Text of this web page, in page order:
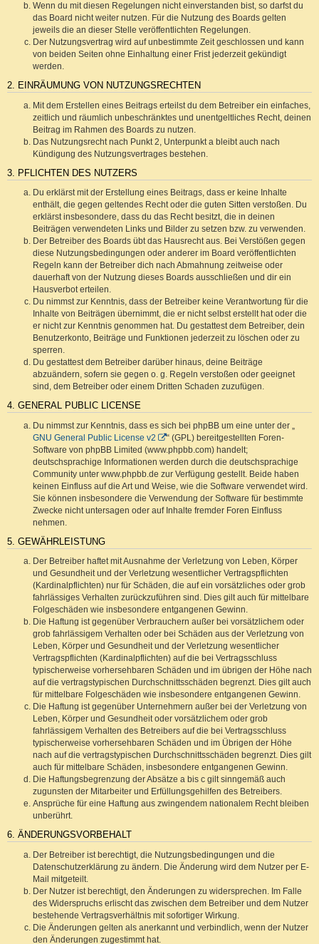
Wenn du mit diesen Regelungen nicht einverstanden bist, so darfst du
das Board nicht weiter nutzen. Für die Nutzung des Boards gelten
jeweils die an dieser Stelle veröffentlichten Regelungen.
Der Nutzungsvertrag wird auf unbestimmte Zeit geschlossen und kann
von beiden Seiten ohne Einhaltung einer Frist jederzeit gekündigt
werden.
2. EINRÄUMUNG VON NUTZUNGSRECHTEN
Mit dem Erstellen eines Beitrags erteilst du dem Betreiber ein einfaches,
zeitlich und räumlich unbeschränktes und unentgeltliches Recht, deinen
Beitrag im Rahmen des Boards zu nutzen.
Das Nutzungsrecht nach Punkt 2, Unterpunkt a bleibt auch nach
Kündigung des Nutzungsvertrages bestehen.
3. PFLICHTEN DES NUTZERS
Du erklärst mit der Erstellung eines Beitrags, dass er keine Inhalte
enthält, die gegen geltendes Recht oder die guten Sitten verstoßen. Du
erklärst insbesondere, dass du das Recht besitzt, die in deinen
Beiträgen verwendeten Links und Bilder zu setzen bzw. zu verwenden.
Der Betreiber des Boards übt das Hausrecht aus. Bei Verstößen gegen
diese Nutzungsbedingungen oder anderer im Board veröffentlichten
Regeln kann der Betreiber dich nach Abmahnung zeitweise oder
dauerhaft von der Nutzung dieses Boards ausschließen und dir ein
Hausverbot erteilen.
Du nimmst zur Kenntnis, dass der Betreiber keine Verantwortung für die
Inhalte von Beiträgen übernimmt, die er nicht selbst erstellt hat oder die
er nicht zur Kenntnis genommen hat. Du gestattest dem Betreiber, dein
Benutzerkonto, Beiträge und Funktionen jederzeit zu löschen oder zu
sperren.
Du gestattest dem Betreiber darüber hinaus, deine Beiträge
abzuändern, sofern sie gegen o. g. Regeln verstoßen oder geeignet
sind, dem Betreiber oder einem Dritten Schaden zuzufügen.
4. GENERAL PUBLIC LICENSE
Du nimmst zur Kenntnis, dass es sich bei phpBB um eine unter der „
GNU General Public License v2
“ (GPL) bereitgestellten Foren-
Software von phpBB Limited (www.phpbb.com) handelt;
deutschsprachige Informationen werden durch die deutschsprachige
Community unter www.phpbb.de zur Verfügung gestellt. Beide haben
keinen Einfluss auf die Art und Weise, wie die Software verwendet wird.
Sie können insbesondere die Verwendung der Software für bestimmte
Zwecke nicht untersagen oder auf Inhalte fremder Foren Einfluss
nehmen.
5. GEWÄHRLEISTUNG
Der Betreiber haftet mit Ausnahme der Verletzung von Leben, Körper
und Gesundheit und der Verletzung wesentlicher Vertragspflichten
(Kardinalpflichten) nur für Schäden, die auf ein vorsätzliches oder grob
fahrlässiges Verhalten zurückzuführen sind. Dies gilt auch für mittelbare
Folgeschäden wie insbesondere entgangenen Gewinn.
Die Haftung ist gegenüber Verbrauchern außer bei vorsätzlichem oder
grob fahrlässigem Verhalten oder bei Schäden aus der Verletzung von
Leben, Körper und Gesundheit und der Verletzung wesentlicher
Vertragspflichten (Kardinalpflichten) auf die bei Vertragsschluss
typischerweise vorhersehbaren Schäden und im übrigen der Höhe nach
auf die vertragstypischen Durchschnittsschäden begrenzt. Dies gilt auch
für mittelbare Folgeschäden wie insbesondere entgangenen Gewinn.
Die Haftung ist gegenüber Unternehmern außer bei der Verletzung von
Leben, Körper und Gesundheit oder vorsätzlichem oder grob
fahrlässigem Verhalten des Betreibers auf die bei Vertragsschluss
typischerweise vorhersehbaren Schäden und im Übrigen der Höhe
nach auf die vertragstypischen Durchschnittsschäden begrenzt. Dies gilt
auch für mittelbare Schäden, insbesondere entgangenen Gewinn.
Die Haftungsbegrenzung der Absätze a bis c gilt sinngemäß auch
zugunsten der Mitarbeiter und Erfüllungsgehilfen des Betreibers.
Ansprüche für eine Haftung aus zwingendem nationalem Recht bleiben
unberührt.
6. ÄNDERUNGSVORBEHALT
Der Betreiber ist berechtigt, die Nutzungsbedingungen und die
Datenschutzerklärung zu ändern. Die Änderung wird dem Nutzer per E-
Mail mitgeteilt.
Der Nutzer ist berechtigt, den Änderungen zu widersprechen. Im Falle
des Widerspruchs erlischt das zwischen dem Betreiber und dem Nutzer
bestehende Vertragsverhältnis mit sofortiger Wirkung.
Die Änderungen gelten als anerkannt und verbindlich, wenn der Nutzer
den Änderungen zugestimmt hat.